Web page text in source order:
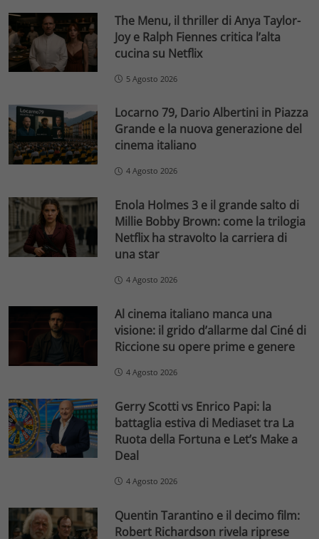
The Menu, il thriller di Anya Taylor-
Joy e Ralph Fiennes critica l’alta
cucina su Netflix
5 Agosto 2026
Locarno 79, Dario Albertini in Piazza
Grande e la nuova generazione del
cinema italiano
4 Agosto 2026
Enola Holmes 3 e il grande salto di
Millie Bobby Brown: come la trilogia
Netflix ha stravolto la carriera di
una star
4 Agosto 2026
Al cinema italiano manca una
visione: il grido d’allarme dal Ciné di
Riccione su opere prime e genere
4 Agosto 2026
Gerry Scotti vs Enrico Papi: la
battaglia estiva di Mediaset tra La
Ruota della Fortuna e Let’s Make a
Deal
4 Agosto 2026
Quentin Tarantino e il decimo film:
Robert Richardson rivela riprese